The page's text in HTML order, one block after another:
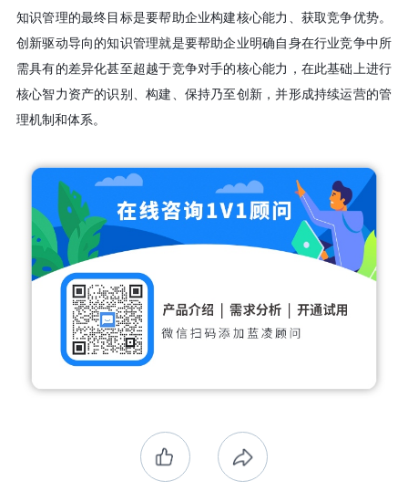
知识管理的最终目标是要帮助企业构建核心能力、获取竞争优势。
创新驱动导向的知识管理就是要帮助企业明确自身在行业竞争中所
需具有的差异化甚至超越于竞争对手的核心能力，在此基础上进行
核心智力资产的识别、构建、保持乃至创新，并形成持续运营的管
理机制和体系。